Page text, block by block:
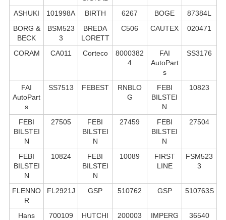
ASHUKI 101998A BIRTH 6267 BOGE
87384L
BORG &
BECK
BSM523
3
BREDA
LORETT
C506 CAUTEX 020471
CORAM CA011 Corteco
8000382
4
FAI
AutoPart
s
SS3176
FAI
AutoPart
s
SS7513 FEBEST
RNBLO
G
FEBI
BILSTEI
N
10823
FEBI
BILSTEI
N
27505
FEBI
BILSTEI
N
27459
FEBI
BILSTEI
N
27504
FEBI
BILSTEI
N
10824
FEBI
BILSTEI
N
10089
FIRST
LINE
FSM523
3
FLENNO
R
FL2921J GSP 510762 GSP 510763S
Hans
700109
HUTCHI
200003
IMPERG
36540